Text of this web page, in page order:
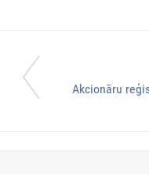
Akcionāru